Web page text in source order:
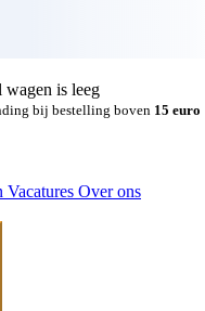
is leeg
bij bestelling boven 15 euro
Vacatures Over ons